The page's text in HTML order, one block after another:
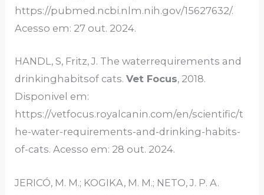
https://pubmed.ncbi.nlm.nih.gov/15627632/.
Acesso em: 27 out. 2024.
HANDL, S, Fritz, J. The waterrequirements and
drinkinghabitsof cats.Vet Focus, 2018.
Disponivel em:
https://vetfocus.royalcanin.com/en/scientific/t
he-water-requirements-and-drinking-habits-
of-cats. Acesso em: 28 out. 2024.
JERICÓ, M. M.; KOGIKA, M. M.; NETO, J. P. A.